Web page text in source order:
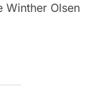
Winther Olsen